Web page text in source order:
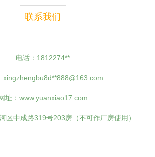
联系我们
电话：1812274**
xingzhengbu8d**888@163.com
址： www.yuanxiao17.com
区中成路319号203房（不可作厂房使用）